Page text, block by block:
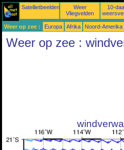
Satellietbeelden
Weer
Vliegvelden
10-
Weer op zee : Europa Afrika Noord-Amerika
Weer op zee :